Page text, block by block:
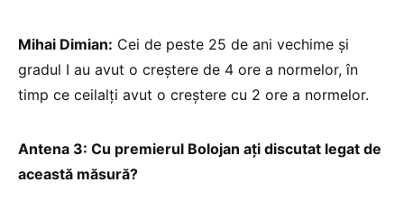
Mihai Dimian: Cei de peste 25 de ani vechime și
gradul I au avut o creștere de 4 ore a normelor, în
timp ce ceilalți avut o creștere cu 2 ore a normelor.
Antena 3: Cu premierul Bolojan ați discutat legat de
această măsură?